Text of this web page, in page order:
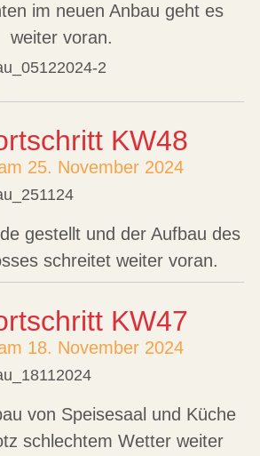
im neuen Anbau geht es
weiter voran.
KW48
25. November 2024
gestellt und der Aufbau des
schreitet weiter voran.
KW47
18. November 2024
von Speisesaal und Küche
schlechtem Wetter weiter